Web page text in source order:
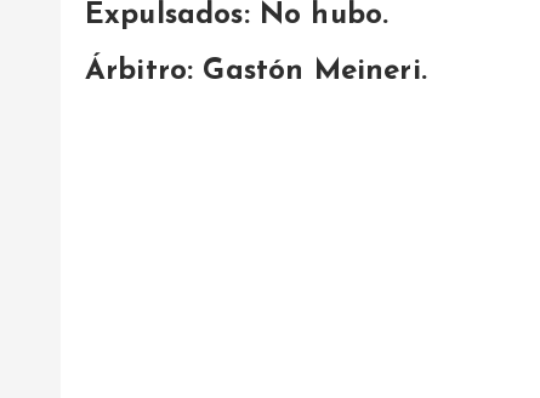
Expulsados: No hubo.
Árbitro: Gastón Meineri.